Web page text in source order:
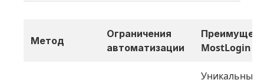
Метод
Ограничения
автоматизации
MostLogin
Уникальные